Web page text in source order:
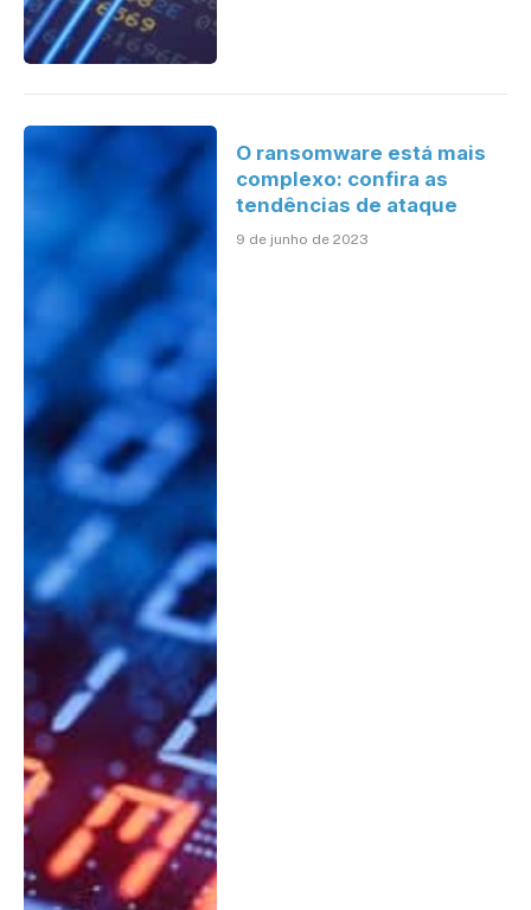
O ransomware está mais
complexo: confira as
tendências de ataque
9 de junho de 2023